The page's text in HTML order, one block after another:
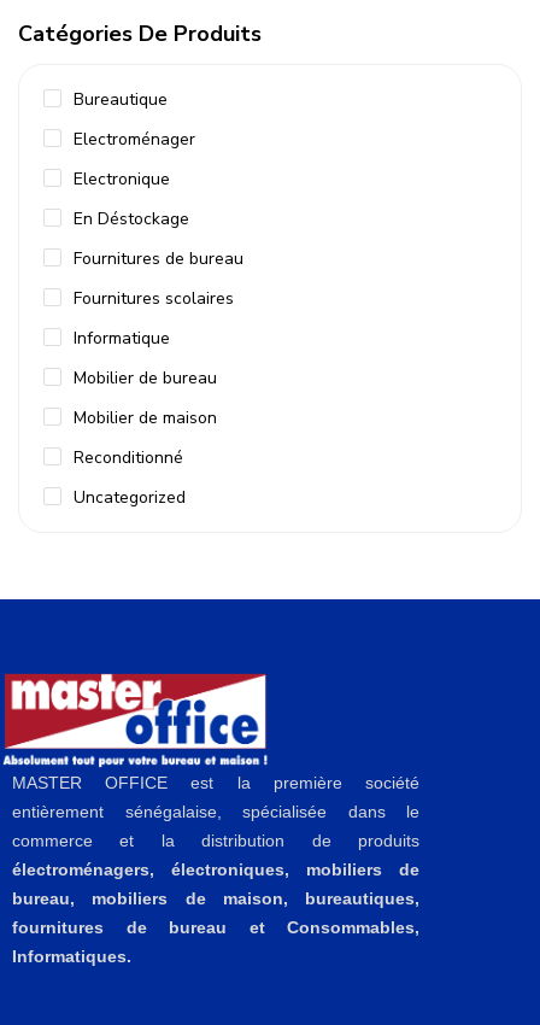
Catégories De Produits
Bureautique
Electroménager
Electronique
En Déstockage
Fournitures de bureau
Fournitures scolaires
Informatique
Mobilier de bureau
Mobilier de maison
Reconditionné
Uncategorized
MASTER OFFICE est la première société
entièrement sénégalaise, spécialisée dans le
commerce et la distribution de produits
électroménagers, électroniques, mobiliers de
bureau, mobiliers de maison, bureautiques,
fournitures de bureau et Consommables,
Informatiques.